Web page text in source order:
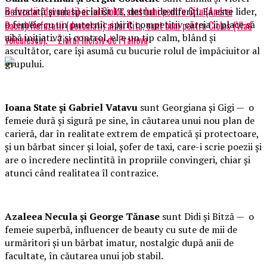
Refuzatii (devoalati) ai lui Ciolos sunt buni pentru Citu (Andrei
Baciu)/Refuzatii (devoalati) ai lui Citu, sunt buni pentru Ciolos (Vlad
Voiculescu). – Ziarul Incisiv de Prahova
o avocată și un specialist IT, destul de diferiți. Ea este lider,
o femeie cu un puternic spirit competitiv căreia îi place să
aibă inițiativă și control, el e un tip calm, blând și
ascultător, care își asumă cu bucurie rolul de împăciuitor al
grupului.
Ioana State și Gabriel Vatavu sunt Georgiana și Gigi — o
femeie dură și sigură pe sine, în căutarea unui nou plan de
carieră, dar în realitate extrem de empatică și protectoare,
și un bărbat sincer și loial, șofer de taxi, care-i scrie poezii și
are o încredere neclintită în propriile convingeri, chiar și
atunci când realitatea îl contrazice.
Azaleea Necula și George Tănase sunt Didi și Bitză — o
femeie superbă, influencer de beauty cu sute de mii de
urmăritori și un bărbat imatur, nostalgic după anii de
facultate, în căutarea unui job stabil.